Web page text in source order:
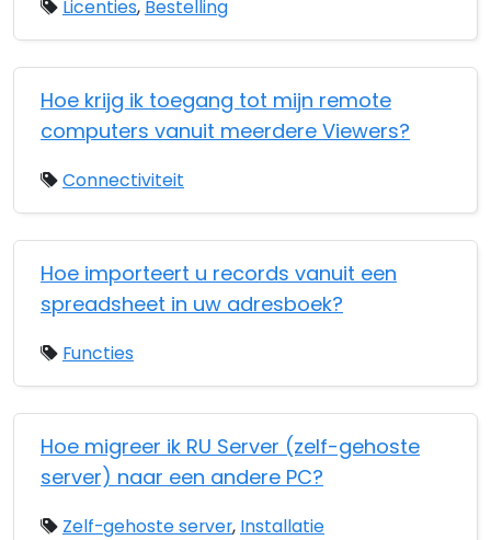
Licenties, Bestelling
Hoe krijg ik toegang tot mijn remote
computers vanuit meerdere Viewers?
Connectiviteit
Hoe importeert u records vanuit een
spreadsheet in uw adresboek?
Functies
Hoe migreer ik RU Server (zelf-gehoste
server) naar een andere PC?
Zelf-gehoste server, Installatie